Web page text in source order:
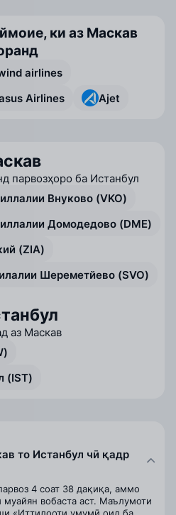
ки аз Маскав
airlines
Airlines Ajet
парвозҳоро ба Истанбул
Внуково (VKO)
Домодедово (DME)
(ZIA)
Шереметйево (SVO)
аз Маскав
(IST)
то Истанбул чӣ қадр
4 соат 38 дақиқа, аммо
вобаста аст. Маълумоти